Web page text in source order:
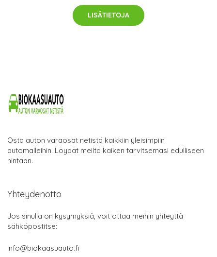
LISÄTIETOJA
Osta auton varaosat netistä kaikkiin yleisimpiin
automalleihin. Löydät meiltä kaiken tarvitsemasi edulliseen
hintaan.
Yhteydenotto
Jos sinulla on kysymyksiä, voit ottaa meihin yhteyttä
sähköpostitse:
info@biokaasuauto.fi